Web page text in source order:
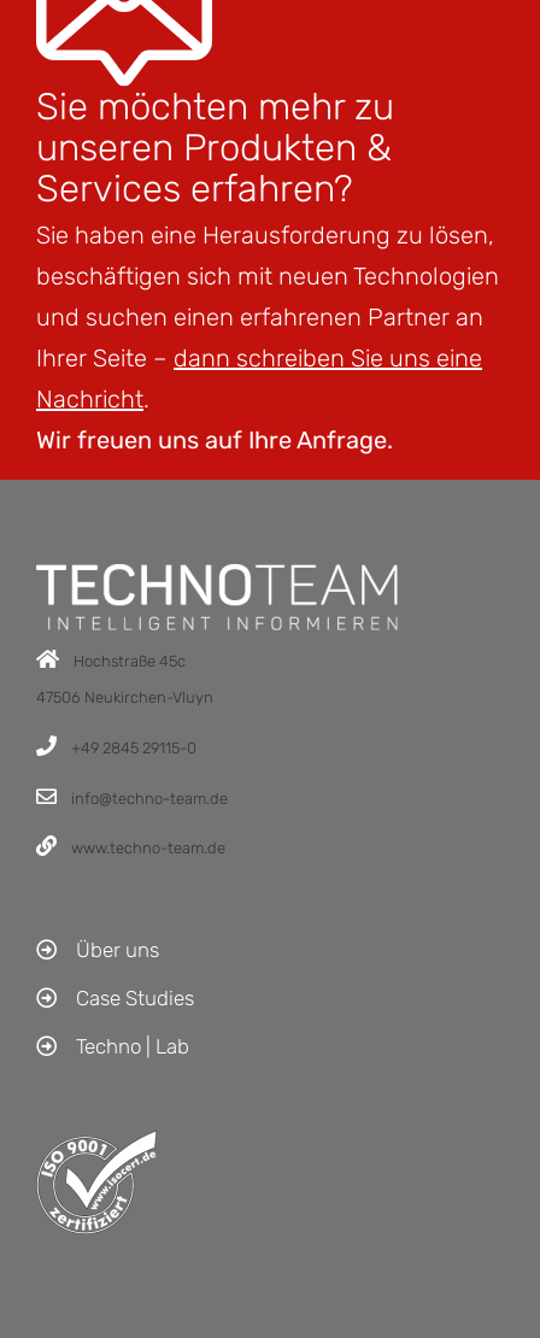
Sie möchten mehr zu
unseren Produkten &
Services erfahren?
Sie haben eine Herausforderung zu lösen,
beschäftigen sich mit neuen Technologien
und suchen einen erfahrenen Partner an
Ihrer Seite – dann schreiben Sie uns eine
Nachricht.
Wir freuen uns auf Ihre Anfrage.
Hochstraße 45c
47506 Neukirchen-Vluyn
+49 2845 29115-0
info@techno-team.de
www.techno-team.de
Über uns
Case Studies
Techno | Lab